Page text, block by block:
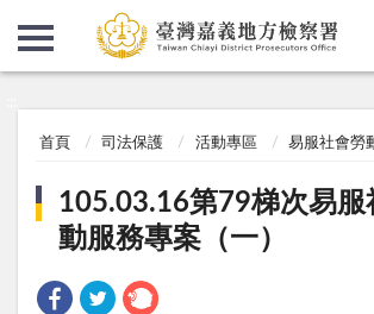
首頁 司法保護 活動專區 易服社會勞
105.03.16第79梯次易服
動服務專案（一）